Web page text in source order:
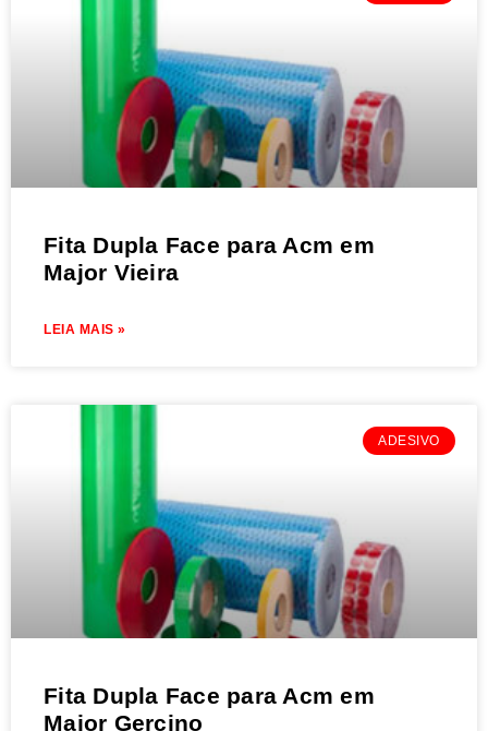
Fita Dupla Face para Acm em
Major Vieira
LEIA MAIS »
ADESIVO
Fita Dupla Face para Acm em
Major Gercino